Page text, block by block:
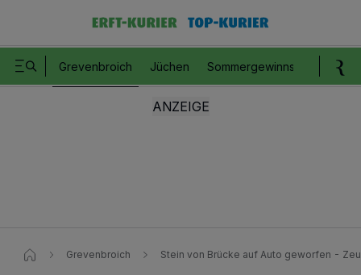
Grevenbroich Jüchen Sommergewinnspiel
Grevenbroich Stein von Brücke auf Auto geworfen -